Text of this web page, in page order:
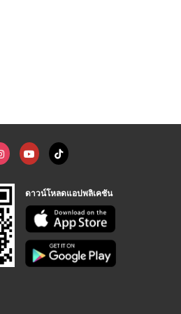
ดาวน์โหลดแอปพลิเคชัน